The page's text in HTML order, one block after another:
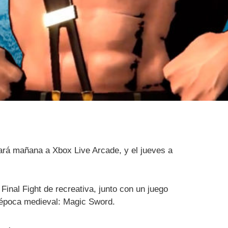
mañana a Xbox Live Arcade, y el jueves a
Fight de recreativa, junto con un juego
medieval: Magic Sword.